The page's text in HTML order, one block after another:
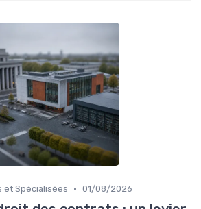
et Spécialisées • 01/08/2026